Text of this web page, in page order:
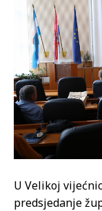
U Velikoj
predsjedanje